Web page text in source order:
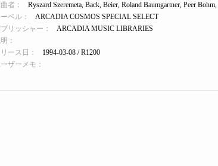
者： Ryszard Szeremeta, Back, Beier, Roland Baumgartner, Peer Bohm,
ベル：
ARCADIA COSMOS SPECIAL SELECT
リッシャー：
ARCADIA MUSIC LIBRARIES
：
ース日：
1994-03-08 / R1200
ザーメモ：